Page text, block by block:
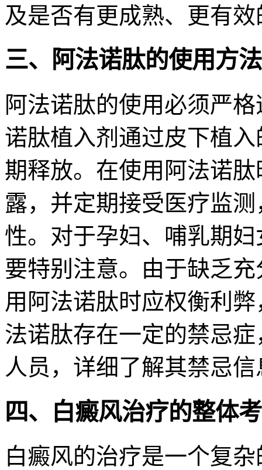
及是否有更成熟、更有
三、阿法诺肽的使用方
阿法诺肽的使用必须严
诺肽植入剂通过皮下植
期释放。在使用阿法诺
露，并定期接受医疗监
性。对于孕妇、哺乳期
要特别注意。由于缺乏
用阿法诺肽时应权衡利
法诺肽存在一定的禁忌
人员，详细了解其禁忌信
四、白癜风治疗的整体
白癜风的治疗是一个复